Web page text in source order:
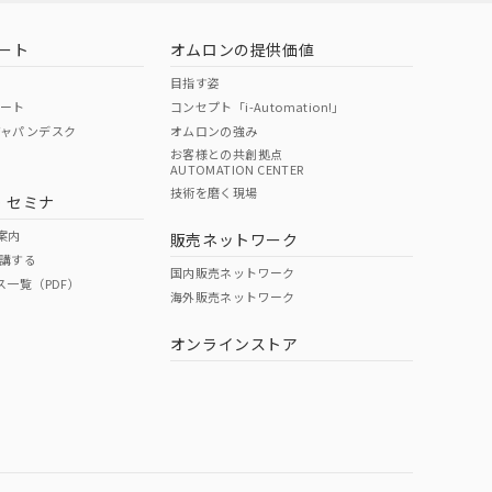
O O
ページへ
ください
ト
ト
パンデスク
セミナ
内
する
覧（PDF）
オムロンの提供価値
目指す姿
コンセプト「i-Automation!」
オムロンの強み
お客様との共創拠点
AUTOMATION CENTER
技術を磨く現場
販売ネットワーク
国内販売ネットワーク
海外販売ネットワーク
オンラインストア